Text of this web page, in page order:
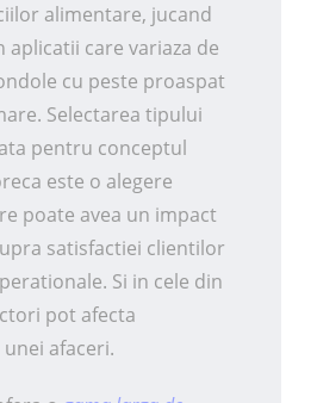
alimentare, jucand
aplicatii care variaza de
cu peste proaspat
Selectarea tipului
pentru conceptul
este o alegere
poate avea un impact
satisfactiei clientilor
Si in cele din
pot afecta
afaceri.